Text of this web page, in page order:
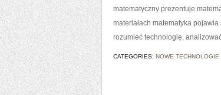
matematyczny prezentuje
materiałach matematyka
rozumieć technologię,
CATEGORIES: NOWE TECHNOLOGIE